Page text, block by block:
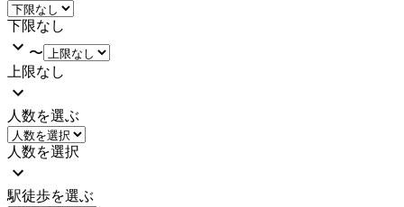
下限なし
〜
上限なし
人数を選ぶ
人数を選択
駅徒歩を選ぶ